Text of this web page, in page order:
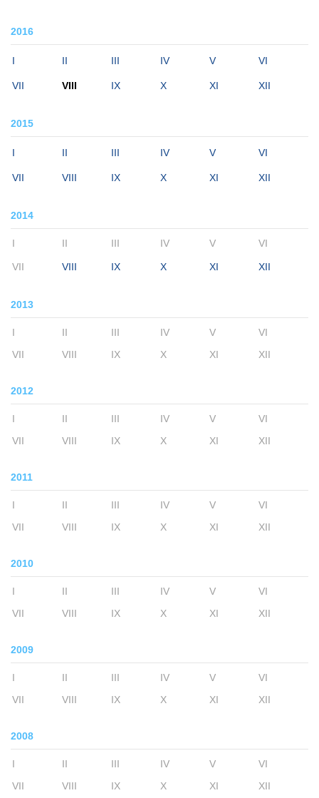
2016
I II III IV V VI
VII VIII IX X XI XII
2015
I II III IV V VI
VII VIII IX X XI XII
2014
I II III IV V VI
VII VIII IX X XI XII
2013
I II III IV V
VI
VII
VIII IX X XI XII
2012
I II III IV V
VI
VII
VIII IX X XI XII
2011
I II III IV V
VI
VII
VIII IX X XI XII
2010
I II III IV V
VI
VII
VIII IX X XI XII
2009
I II III IV V
VI
VII
VIII IX X XI XII
2008
I II III IV V
VI
VII
VIII IX X XI XII